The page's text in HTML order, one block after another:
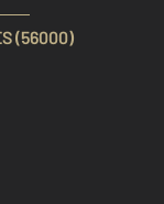
(56000)